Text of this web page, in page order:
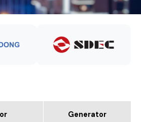
Generator